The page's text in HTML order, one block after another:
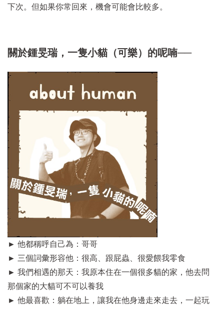
下次。但如果你常回來，機會可能會比較多。
關於鍾旻瑞，一隻小貓（可樂）的呢喃──
► 他都稱呼自己為：哥哥
► 三個詞彙形容他：很高、跟屁蟲、很愛餵我零食
► 我們相遇的那天：我原本住在一個很多貓的家，他去問
那個家的大貓可不可以養我
► 他最喜歡：躺在地上，讓我在他身邊走來走去，一起玩